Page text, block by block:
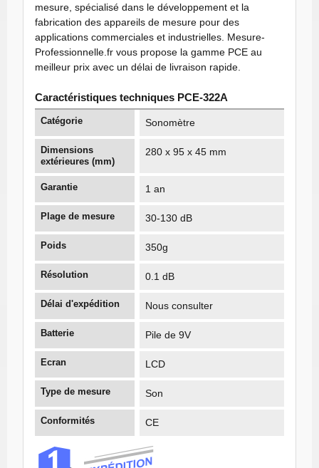
mesure, spécialisé dans le développement et la
fabrication des appareils de mesure pour des
applications commerciales et industrielles. Mesure-
Professionnelle.fr vous propose la gamme PCE au
meilleur prix avec un délai de livraison rapide.
Caractéristiques techniques PCE-322A
Catégorie Sonomètre
Dimensions
extérieures (mm)
280 x 95 x 45 mm
Garantie 1 an
Plage de mesure 30-130 dB
Poids 350g
Résolution 0.1 dB
Délai d'expédition Nous consulter
Batterie Pile de 9V
Ecran LCD
Type de mesure Son
Conformités CE